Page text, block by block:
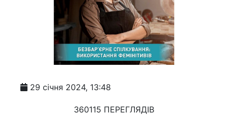
29 січня 2024, 13:48
360115 ПЕРЕГЛЯДІВ